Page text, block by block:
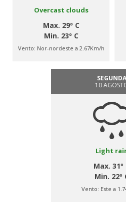
Overcast clouds
Max. 29º C
Min. 23º C
Vento: Nor-nordeste a 2.67Km/h
SEGUNDA
10
Light
Max. 31º
Min. 22º
Vento: Este a